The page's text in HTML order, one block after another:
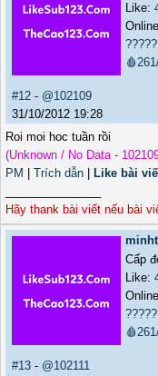
Like:
?????
#12 - @102109
31/10/2012 19:28
Roi moi hoc tuần rồi
(Unknown / No Data -
PM
Trích dẫn Like bài
Hãy thank bài viết nếu bài
Cấp
Like:
?????
#13 - @102111